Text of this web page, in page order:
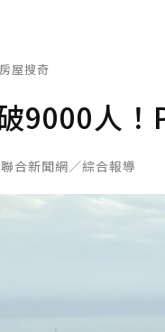
房屋搜奇
9000人！
聯合新聞網／綜合報導